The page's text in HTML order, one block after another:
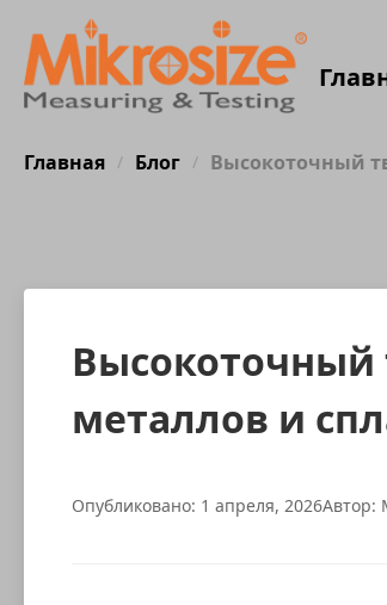
Главная / Блог / Высокоточный
Высокоточный
металлов и
Опубликовано: 1 апреля, 2026Автор: